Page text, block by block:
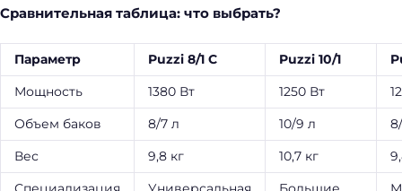
Сравнительная таблица: что выбрать?
Параметр Puzzi 8/1 C Puzzi 10/1
Мощность
1380 Вт 1250 Вт
Объем баков
8/7 л 10/9 л
Вес
9,8 кг 10,7 кг